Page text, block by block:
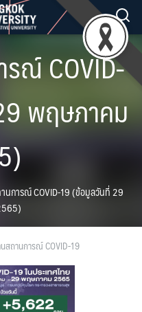
ณ์ COVID-
พฤษภาคม
นการณ์ COVID-19 (ข้อมูลวันที่ 29
สถานการณ์ COVID-19